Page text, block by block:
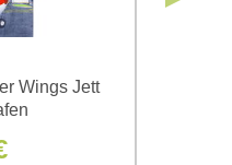
Wings Jett